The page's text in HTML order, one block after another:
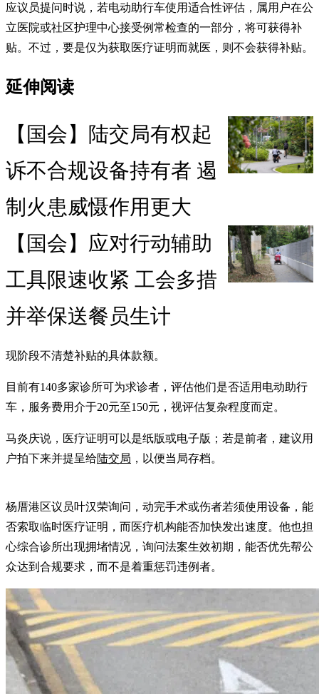
应议员提问时说，若电动助行车使用适合性评估，属用户在公
立医院或社区护理中心接受例常检查的一部分，将可获得补
贴。不过，要是仅为获取医疗证明而就医，则不会获得补贴。
延伸阅读
【国会】陆交局有权起
诉不合规设备持有者 遏
制火患威慑作用更大
【国会】应对行动辅助
工具限速收紧 工会多措
并举保送餐员生计
现阶段不清楚补贴的具体款额。
目前有140多家诊所可为求诊者，评估他们是否适用电动助行
车，服务费用介于20元至150元，视评估复杂程度而定。
马炎庆说，医疗证明可以是纸版或电子版；若是前者，建议用
户拍下来并提呈给陆交局 ，以便当局存档。
杨厝港区议员叶汉荣询问，动完手术或伤者若须使用设备，能
否索取临时医疗证明，而医疗机构能否加快发出速度。他也担
心综合诊所出现拥堵情况，询问法案生效初期，能否优先帮公
众达到合规要求，而不是着重惩罚违例者。